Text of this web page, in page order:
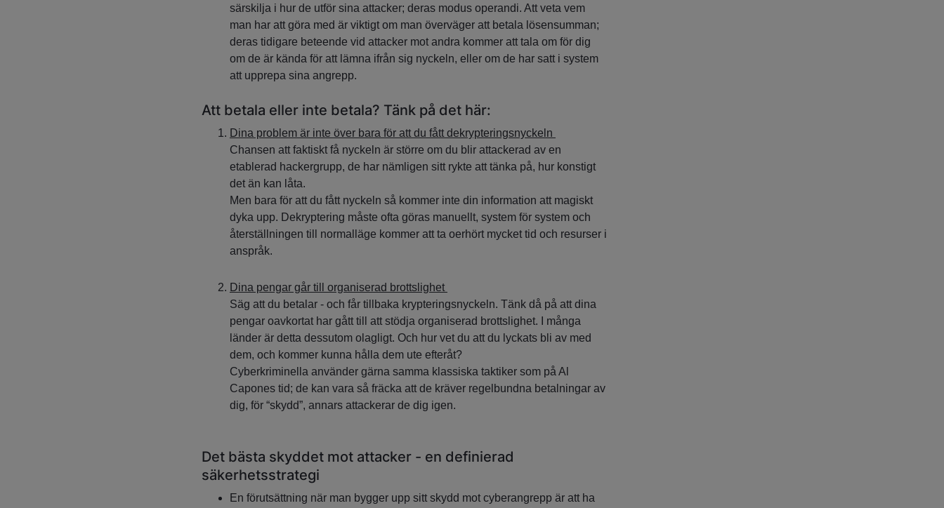
särskilja i hur de utför sina attacker; deras modus operandi. Att veta vem
man har att göra med är viktigt om man överväger att betala lösensumman;
deras tidigare beteende vid attacker mot andra kommer att tala om för dig
om de är kända för att lämna ifrån sig nyckeln, eller om de har satt i system
att upprepa sina angrepp.
Att betala eller inte betala? Tänk på det här:
Dina problem är inte över bara för att du fått dekrypteringsnyckeln
Chansen att faktiskt få nyckeln är större om du blir attackerad av en
etablerad hackergrupp, de har nämligen sitt rykte att tänka på, hur konstigt
det än kan låta.
Men bara för att du fått nyckeln så kommer inte din information att magiskt
dyka upp. Dekryptering måste ofta göras manuellt, system för system och
återställningen till normalläge kommer att ta oerhört mycket tid och resurser i
anspråk.
Dina pengar går till organiserad brottslighet
Säg att du betalar - och får tillbaka krypteringsnyckeln. Tänk då på att dina
pengar oavkortat har gått till att stödja organiserad brottslighet. I många
länder är detta dessutom olagligt. Och hur vet du att du lyckats bli av med
dem, och kommer kunna hålla dem ute efteråt?
Cyberkriminella använder gärna samma klassiska taktiker som på Al
Capones tid; de kan vara så fräcka att de kräver regelbundna betalningar av
dig, för “skydd”, annars attackerar de dig igen.
Det bästa skyddet mot attacker - en definierad
säkerhetsstrategi
En förutsättning när man bygger upp sitt skydd mot cyberangrepp är att ha